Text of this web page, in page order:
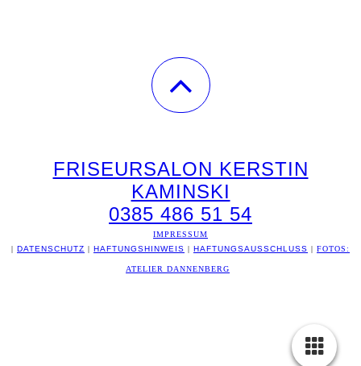
FRISEURSALON KERSTIN
KAMINSKI
0385 486 51 54
IMPRESSUM
| DATENSCHUTZ | HAFTUNGSHINWEIS | HAFTUNGSAUSSCHLUSS | FOTOS:
ATELIER DANNENBERG